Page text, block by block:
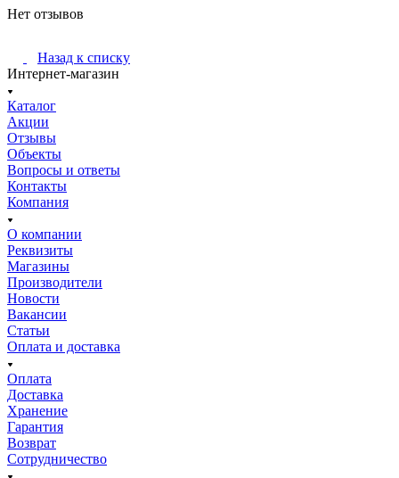
Нет отзывов
Назад к списку
Интернет-магазин
Каталог
Акции
Отзывы
Объекты
Вопросы и ответы
Контакты
Компания
О компании
Реквизиты
Магазины
Производители
Новости
Вакансии
Статьи
Оплата и доставка
Оплата
Доставка
Хранение
Гарантия
Возврат
Сотрудничество